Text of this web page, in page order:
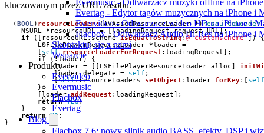
Evermusic - Odtwarzacz muzyki offline na
Evertag - Edytor tagów muzycznych na iPhone i
Evervideo - Odtwarzacz wideo HD na iPhone i
Flacbox - Odtwarzacz Audio Hi-Res na iPhone i
Skontaktuj się z nami
Wsparcie
Produkty
Evervideo
Evermusic
Flacbox
Evertag
Blog
Flacbox 7.6: nowy silnik audio BASS, efekty, DSP i
kluczowanym przez URL zasobu.
- ( BOOL ) resourceLoader:(AVAssetResourceLoader *) resourceLoader
NSURL
* resourceURL = loadingRequest . request URL
];
if
([ resourceURL.scheme isEqualToString:@"customscheme"]) {
LSFilePlayerResourceLoader * loader =
self resourceLoaderForRequest : loadingRequest ];
if
(!loader)
{
loader = LSFilePlayerResourceLoader alloc
loader. delegate = self ;
[self.resourceLoaders setObject : loader forKey:[ self
}
loader addRequest : loadingRequest ];
return YES;
}
return
NO;
}